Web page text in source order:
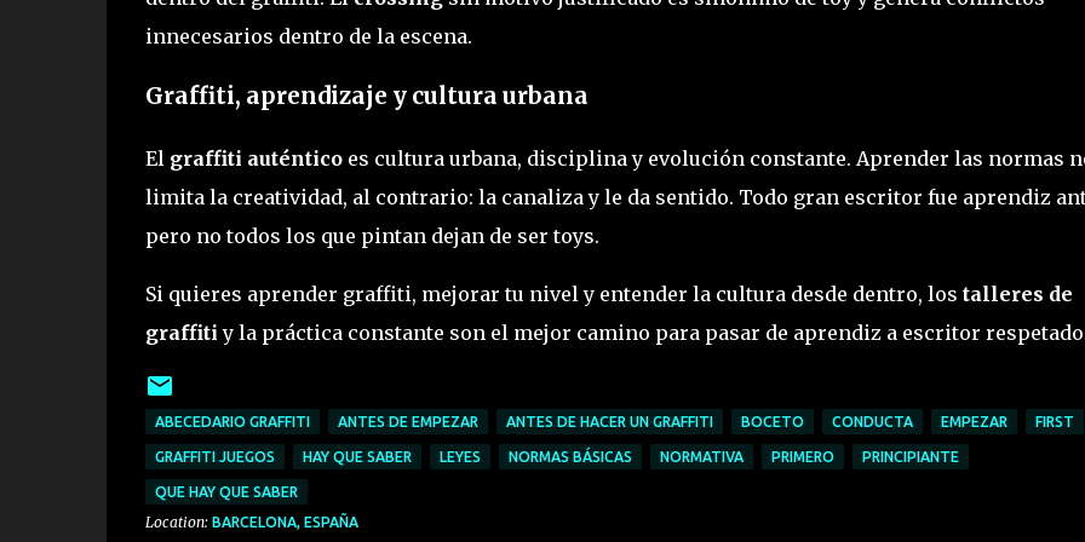
innecesarios dentro de la escena.
Graffiti, aprendizaje y cultura urbana
El graffiti auténticoes cultura urbana, disciplina y evolución constante. Aprender las normas
limita la creatividad, al contrario: la canaliza y le da sentido. Todo gran escritor fue aprendiz
pero no todos los que pintan dejan de ser toys.
Si quieres aprender graffiti, mejorar tu nivel y entender la cultura desde dentro, los talleres de
graffiti y la práctica constante son el mejor camino para pasar de aprendiz a escritor
ABECEDARIO GRAFFITI ANTES DE EMPEZAR ANTES DE HACER UN GRAFFITI BOCETO CONDUCTA EMPEZAR FIRST
GRAFFITI JUEGOS HAY QUE SABER LEYES NORMAS BÁSICAS NORMATIVA PRIMERO PRINCIPIANTE
QUE HAY QUE SABER
Location: BARCELONA, ESPAÑA